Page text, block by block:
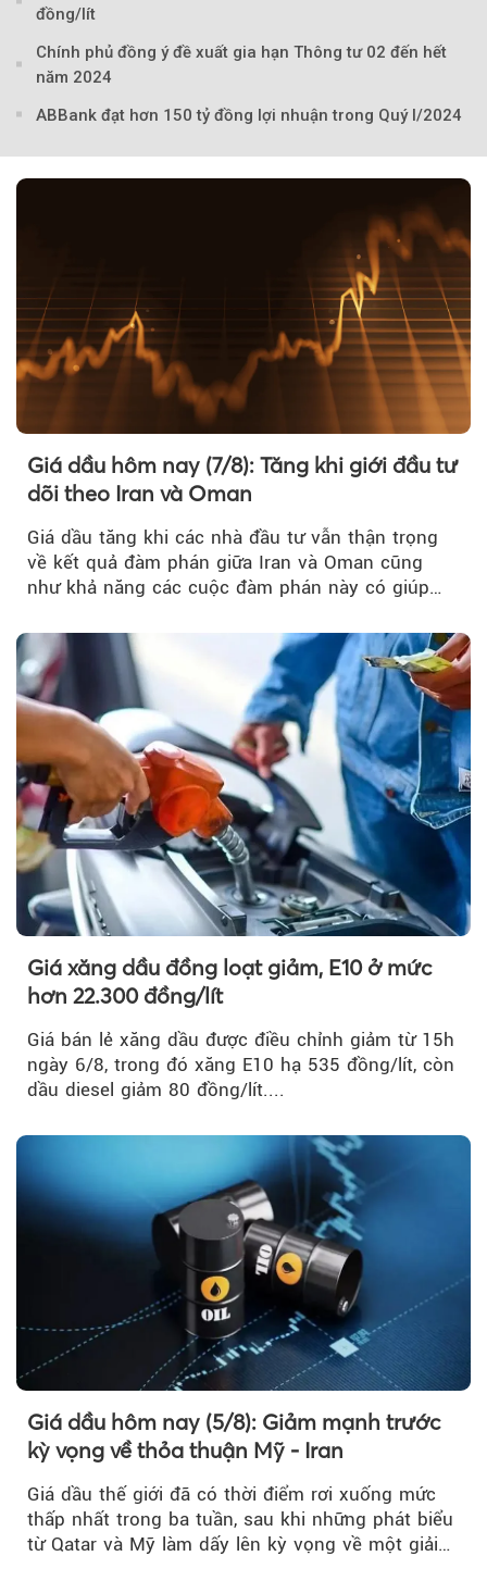
đồng/lít
Chính phủ đồng ý đề xuất gia hạn Thông tư 02 đến hết
năm 2024
ABBank đạt hơn 150 tỷ đồng lợi nhuận trong Quý I/2024
Giá dầu hôm nay (7/8): Tăng khi giới đầu tư
dõi theo Iran và Oman
Giá dầu tăng khi các nhà đầu tư vẫn thận trọng
về kết quả đàm phán giữa Iran và Oman cũng
như khả năng các cuộc đàm phán này có giúp
Hormuz hay không.
Giá xăng dầu đồng loạt giảm, E10 ở mức
hơn 22.300 đồng/lít
Giá bán lẻ xăng dầu được điều chỉnh giảm từ 15h
ngày 6/8, trong đó xăng E10 hạ 535 đồng/lít, còn
dầu diesel giảm 80 đồng/lít....
Giá dầu hôm nay (5/8): Giảm mạnh trước
kỳ vọng về thỏa thuận Mỹ - Iran
Giá dầu thế giới đã có thời điểm rơi xuống mức
thấp nhất trong ba tuần, sau khi những phát biểu
từ Qatar và Mỹ làm dấy lên kỳ vọng về một giải